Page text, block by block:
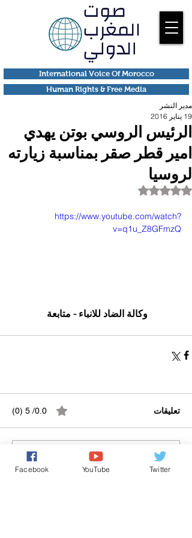
Human Rights & Free Media
International Voice Of Morocco
الرئيس الروسي بوتن يهدي
امير قطر صقر بمناسبة زيارته
لروسيا
مدير النشر
19 يناير 2016
تم التقييم بـ ليس رقمًا من أصل 5 نجوم.
https://www.youtube.com/watch?
v=q1u_Z8GFmzQ
وكالة الضاد للانباء - متابعة
تعليقات 0.0/ 5 (0)
التعليق والتقييم...
Facebook YouTube Twitter